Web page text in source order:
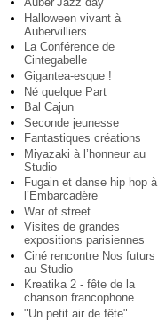
Halloween vivant à
Aubervilliers
La Conférence de
Cintegabelle
Gigantea-esque !
Né quelque Part
Bal Cajun
Seconde jeunesse
Fantastiques créations
Miyazaki à l’honneur au
Studio
Fugain et danse hip hop à
l’Embarcadère
War of street
Visites de grandes
expositions parisiennes
Ciné rencontre Nos futurs
au Studio
Kreatika 2 - fête de la
chanson francophone
"Un petit air de fête"